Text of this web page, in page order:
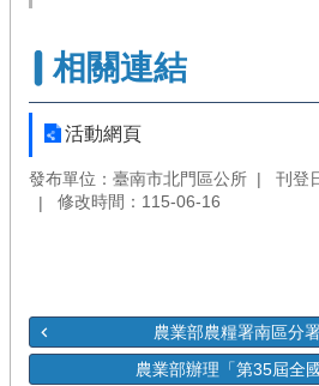
相關連結
活動網頁
發布單位：臺南市北門區公所
刊登
修改時間：115-06-16
農業部農糧署南區分
農業部辦理「第35屆全